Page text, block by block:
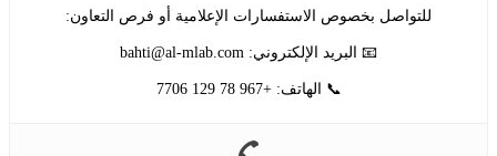
للتواصل بخصوص الاستفسارات الإعلامية أو فرص التعاون:
📧 البريد الإلكتروني:bahti@al-mlab.com
📞 الهاتف: +967 78 129 7706